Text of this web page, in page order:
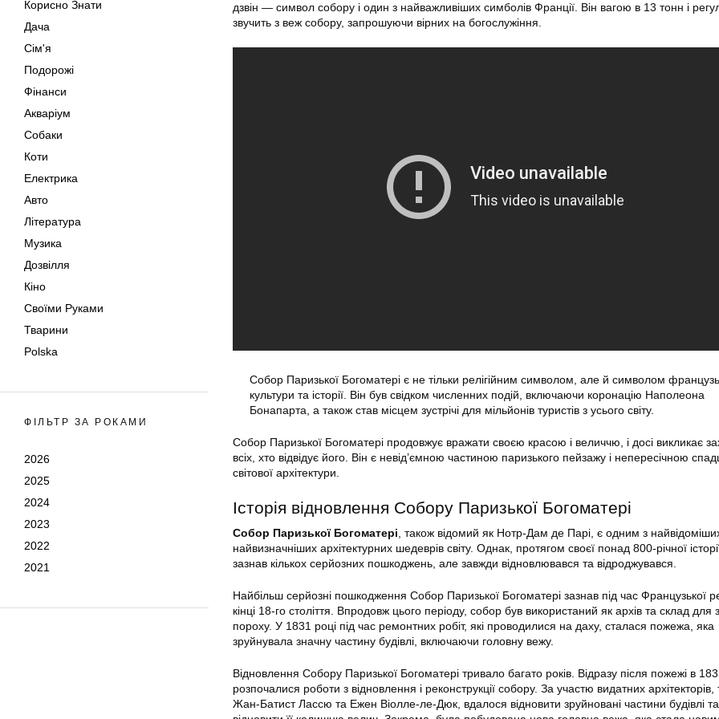
Корисно Знати
Дача
Сім'я
Подорожі
Фінанси
Акваріум
Собаки
Коти
Електрика
Авто
Література
Музика
Дозвілля
Кіно
Своїми Руками
Тварини
Polska
ФІЛЬТР ЗА РОКАМИ
2026
2025
2024
2023
2022
2021
дзвін — символ собору і один з найважливіших симболів Франції. Він вагою в 13 тонн і
звучить з веж собору, запрошуючи вірних на богослужіння.
Собор Паризької Богоматері є не тільки релігійним символом, але й символом
культури та історії. Він був свідком численних подій, включаючи коронацію Наполеона
Бонапарта, а також став місцем зустрічі для мільйонів туристів з усього світу.
Собор Паризької Богоматері продовжує вражати своєю красою і величчю, і досі викликає
всіх, хто відвідує його. Він є невід’ємною частиною паризького пейзажу і непересічною
світової архітектури.
Історія відновлення Собору Паризької Богоматері
Собор Паризької Богоматері , також відомий як Нотр-Дам де Парі, є одним з
найвизначніших архітектурних шедеврів світу. Однак, протягом своєї понад 800-річної
зазнав кількох серйозних пошкоджень, але завжди відновлювався та відроджувався.
Найбільш серйозні пошкодження Собор Паризької Богоматері зазнав під час Французької
кінці 18-го століття. Впродовж цього періоду, собор був використаний як архів та склад для
пороху. У 1831 році під час ремонтних робіт, які проводилися на даху, сталася пожежа, яка
зруйнувала значну частину будівлі, включаючи головну вежу.
Відновлення Собору Паризької Богоматері тривало багато років. Відразу після пожежі в
розпочалися роботи з відновлення і реконструкції собору. За участю видатних архітекторів,
Жан-Батист Лассю та Ежен Віолле-ле-Дюк, вдалося відновити зруйновані частини будівлі та